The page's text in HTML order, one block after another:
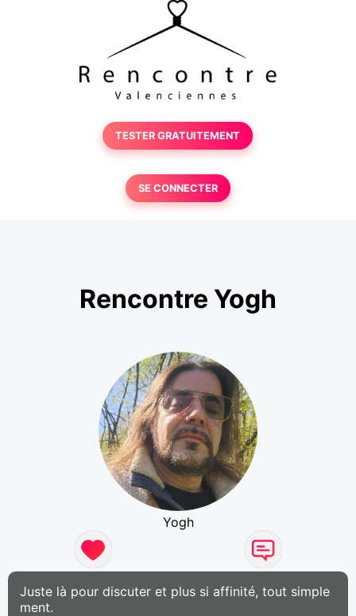
TESTER GRATUITEMENT
SE CONNECTER
Rencontre Yogh
Yogh
Juste là pour discuter et plus si affinité, tout simple
ment.